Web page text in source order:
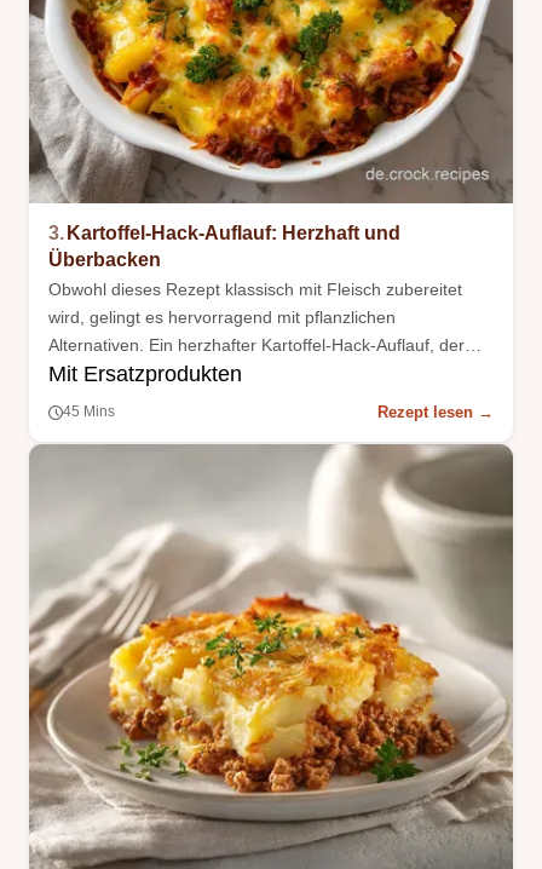
3. Kartoffel-Hack-Auflauf: Herzhaft und
Überbacken
Obwohl dieses Rezept klassisch mit Fleisch zubereitet
wird, gelingt es hervorragend mit pflanzlichen
Alternativen. Ein herzhafter Kartoffel-Hack-Auflauf, der
durch Käse und Gewürze seine kräftige Note erhält.
Mit Ersatzprodukten
45 Mins Rezept lesen →